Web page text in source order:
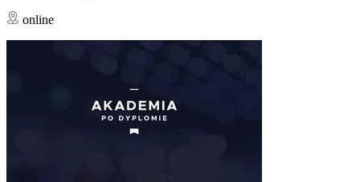
online